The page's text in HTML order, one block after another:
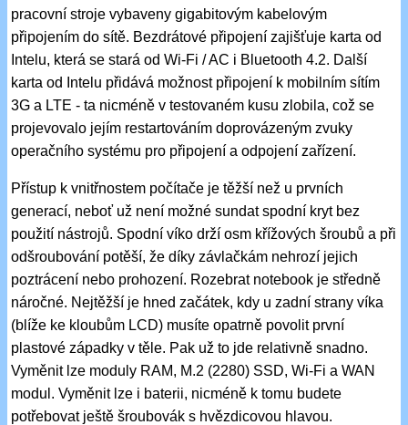
pracovní stroje vybaveny gigabitovým kabelovým
připojením do sítě. Bezdrátové připojení zajišťuje karta od
Intelu, která se stará od Wi-Fi / AC i Bluetooth 4.2. Další
karta od Intelu přidává možnost připojení k mobilním sítím
3G a LTE - ta nicméně v testovaném kusu zlobila, což se
projevovalo jejím restartováním doprovázeným zvuky
operačního systému pro připojení a odpojení zařízení.
Přístup k vnitřnostem počítače je těžší než u prvních
generací, neboť už není možné sundat spodní kryt bez
použití nástrojů. Spodní víko drží osm křížových šroubů a při
odšroubování potěší, že díky závlačkám nehrozí jejich
poztrácení nebo prohození. Rozebrat notebook je středně
náročné. Nejtěžší je hned začátek, kdy u zadní strany víka
(blíže ke kloubům LCD) musíte opatrně povolit první
plastové západky v těle. Pak už to jde relativně snadno.
Vyměnit lze moduly RAM, M.2 (2280) SSD, Wi-Fi a WAN
modul. Vyměnit lze i baterii, nicméně k tomu budete
potřebovat ještě šroubovák s hvězdicovou hlavou.